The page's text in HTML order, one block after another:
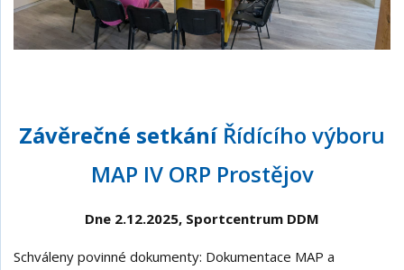
Závěrečné setkání Řídícího výboru
MAP IV ORP Prostějov
Dne 2.12.2025, Sportcentrum DDM
Schváleny povinné dokumenty: Dokumentace MAP a